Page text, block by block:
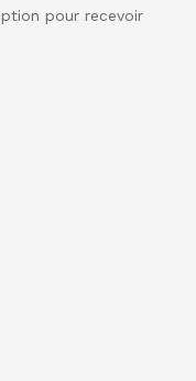
pour recevoir